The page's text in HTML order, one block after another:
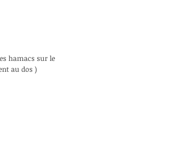
hamacs sur le
au dos )